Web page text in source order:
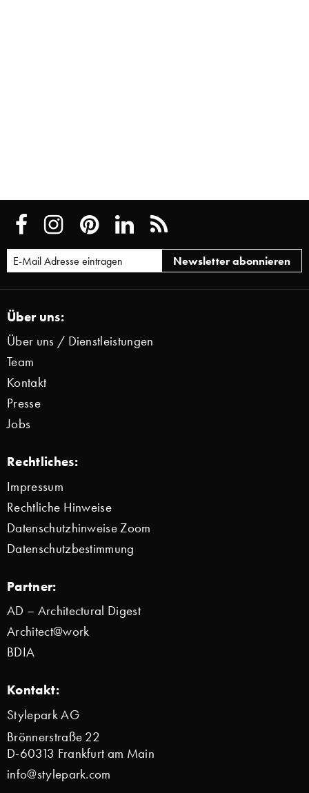
Über uns:
Über uns / Dienstleistungen
Team
Kontakt
Presse
Jobs
Rechtliches:
Impressum
Rechtliche Hinweise
Datenschutzhinweise Zoom
Datenschutzbestimmung
Partner:
AD – Architectural Digest
Architect@work
BDIA
Kontakt:
Stylepark AG
Brönnerstraße 22
D-60313 Frankfurt am Main
info@stylepark.com